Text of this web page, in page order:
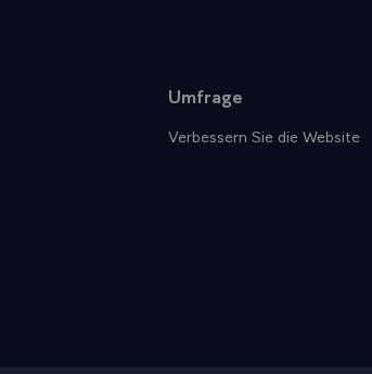
Umfrage
Verbessern Sie die Website